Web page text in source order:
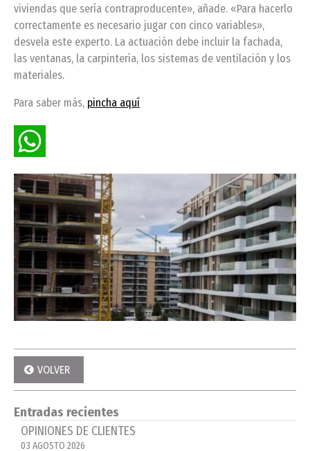
viviendas que sería contraproducente», añade. «Para hacerlo
correctamente es necesario jugar con cinco variables»,
desvela este experto. La actuación debe incluir la fachada,
las ventanas, la carpintería, los sistemas de ventilación y los
materiales.
Para saber más, pincha aquí
VOLVER
Entradas recientes
OPINIONES DE CLIENTES
03 AGOSTO 2026